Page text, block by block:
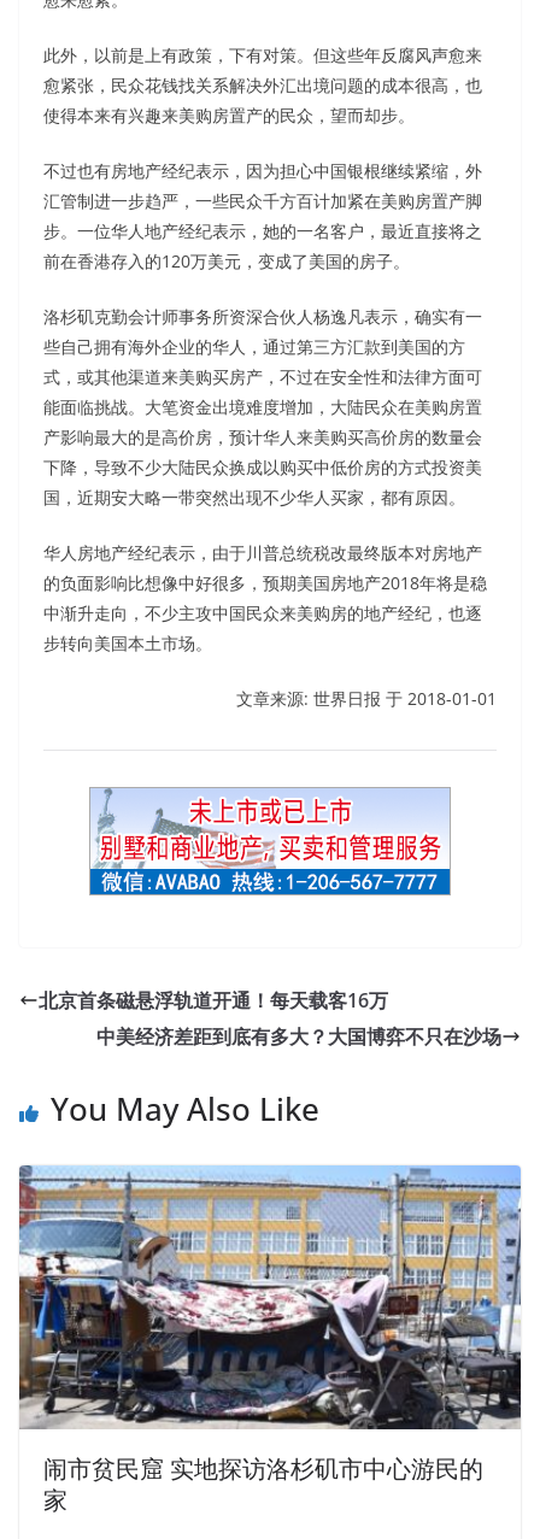
此外，以前是上有政策，下有对策。但这些年反腐风声愈来
愈紧张，民众花钱找关系解决外汇出境问题的成本很高，也
使得本来有兴趣来美购房置产的民众，望而却步。
不过也有房地产经纪表示，因为担心中国银根继续紧缩，外
汇管制进一步趋严，一些民众千方百计加紧在美购房置产脚
步。一位华人地产经纪表示，她的一名客户，最近直接将之
前在香港存入的120万美元，变成了美国的房子。
洛杉矶克勤会计师事务所资深合伙人杨逸凡表示，确实有一
些自己拥有海外企业的华人，通过第三方汇款到美国的方
式，或其他渠道来美购买房产，不过在安全性和法律方面可
能面临挑战。大笔资金出境难度增加，大陆民众在美购房置
产影响最大的是高价房，预计华人来美购买高价房的数量会
下降，导致不少大陆民众换成以购买中低价房的方式投资美
国，近期安大略一带突然出现不少华人买家，都有原因。
华人房地产经纪表示，由于川普总统税改最终版本对房地产
的负面影响比想像中好很多，预期美国房地产2018年将是稳
中渐升走向，不少主攻中国民众来美购房的地产经纪，也逐
步转向美国本土市场。
文章来源: 世界日报 于 2018-01-01
北京首条磁悬浮轨道开通！每天载客16万
中美经济差距到底有多大？大国博弈不只在沙场
You May Also Like
闹市贫民窟 实地探访洛杉矶市中心游民的
家